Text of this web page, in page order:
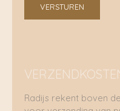
VERSTUREN
Radijs rekent boven